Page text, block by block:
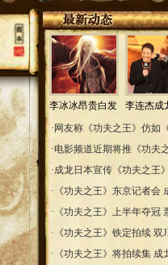
李冰冰昂贵白发
李连杰成
· 网友称《功夫之王》仿如
·电影频道近期将推《功夫
·成龙日本宣传《功夫之王
· 《功夫之王》东京记者会
· 《功夫之王》上半年夺冠
· 《功夫之王》铁定拍续 双
· 《功夫之王》将拍续集